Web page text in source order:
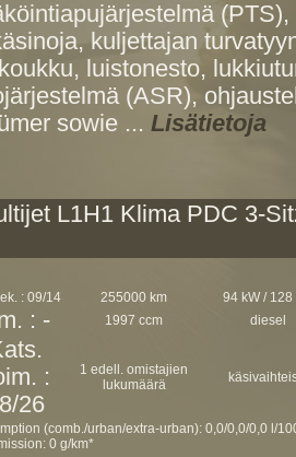
kuljettajan
luistonesto,
(ASR),
sowie ... Lisätietoja
L1H1 Klima PDC 3-
: 09/14 255000 km 94 kW / 128
: - 1997 ccm diesel
:
26
1 edell. omistajien
lukumäärä
(comb./urban/extra-urban): 0,0/0,0/0,0 l/
0 g/km*